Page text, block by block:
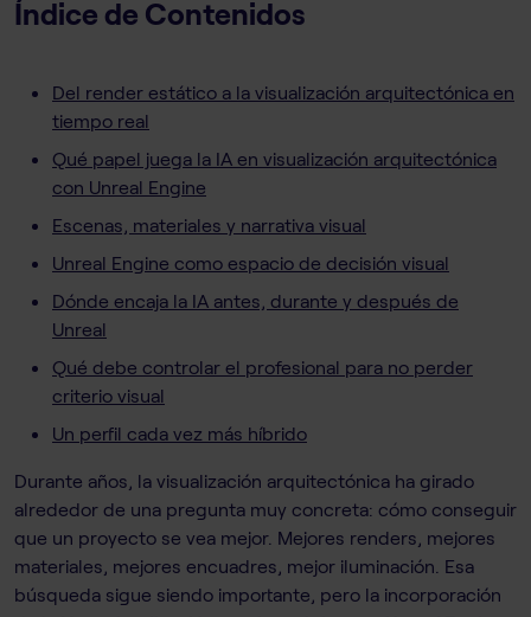
Índice de Contenidos
Del render estático a la visualización arquitectónica en
tiempo real
Qué papel juega la IA en visualización arquitectónica
con Unreal Engine
Escenas, materiales y narrativa visual
Unreal Engine como espacio de decisión visual
Dónde encaja la IA antes, durante y después de
Unreal
Qué debe controlar el profesional para no perder
criterio visual
Un perfil cada vez más híbrido
Durante años, la visualización arquitectónica ha girado
alrededor de una pregunta muy concreta: cómo conseguir
que un proyecto se vea mejor. Mejores renders, mejores
materiales, mejores encuadres, mejor iluminación. Esa
búsqueda sigue siendo importante, pero la incorporación